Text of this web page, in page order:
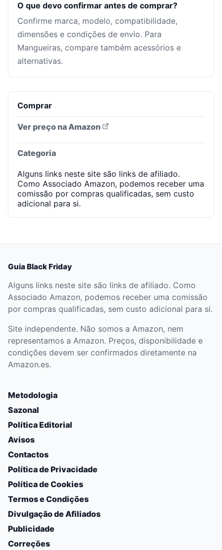
O que devo confirmar antes de comprar?
Confirme marca, modelo, compatibilidade,
dimensões e condições de envio. Para
Mangueiras, compare também acessórios e
alternativas.
Comprar
Ver preço na Amazon
Categoria
Alguns links neste site são links de afiliado.
Como Associado Amazon, podemos receber uma
comissão por compras qualificadas, sem custo
adicional para si.
Guia Black Friday
Alguns links neste site são links de afiliado. Como
Associado Amazon, podemos receber uma comissão
por compras qualificadas, sem custo adicional para si.
Site independente. Não somos a Amazon, nem
representamos a Amazon. Preços, disponibilidade e
condições devem ser confirmados diretamente na
Amazon.es.
Metodologia
Sazonal
Política Editorial
Avisos
Contactos
Política de Privacidade
Política de Cookies
Termos e Condições
Divulgação de Afiliados
Publicidade
Correções